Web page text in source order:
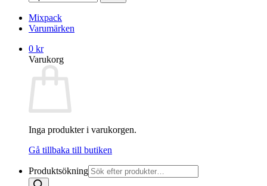
Mixpack
Varumärken
0 kr
Varukorg
Inga produkter i varukorgen.
Gå tillbaka till butiken
Produktsökning